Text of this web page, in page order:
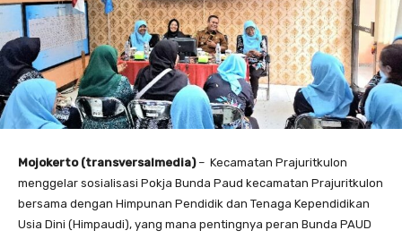
Mojokerto (transversalmedia) – Kecamatan Prajuritkulon
menggelar sosialisasi Pokja Bunda Paud kecamatan Prajuritkulon
bersama dengan Himpunan Pendidik dan Tenaga Kependidikan
Usia Dini (Himpaudi), yang mana pentingnya peran Bunda PAUD